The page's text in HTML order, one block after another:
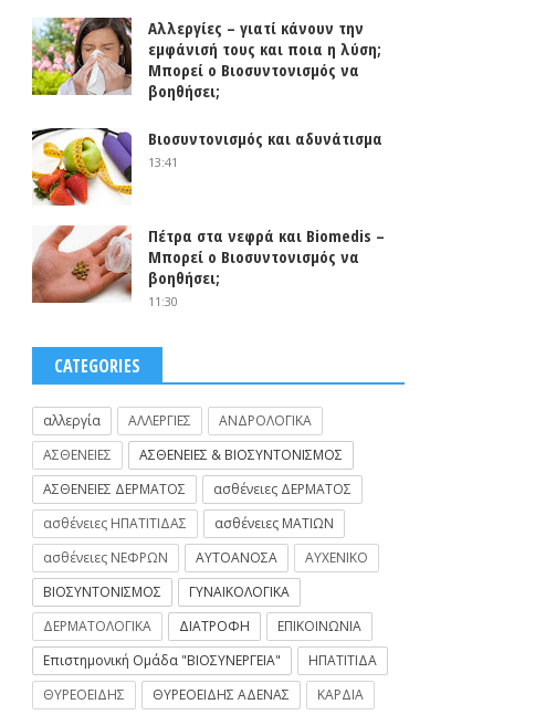
Αλλεργίες – γιατί κάνουν την
εμφάνισή τους και ποια η λύση;
Μπορεί ο Βιοσυντονισμός να
βοηθήσει;
Βιοσυντονισμός και αδυνάτισμα
13:41
Πέτρα στα νεφρά και Biomedis –
Μπορεί ο Βιοσυντονισμός να
βοηθήσει;
11:30
CATEGORIES
αλλεργία ΑΛΛΕΡΓΙΕΣ
ΑΝΔΡΟΛΟΓΙΚΑ
ΑΣΘΕΝΕΙΕΣ
ΑΣΘΕΝΕΙΕΣ & ΒΙΟΣΥΝΤΟΝΙΣΜΟΣ
ΑΣΘΕΝΕΙΕΣ ΔΕΡΜΑΤΟΣ
ασθένειες ΔΕΡΜΑΤΟΣ
ασθένειες ΗΠΑΤΙΤΙΔΑΣ
ασθένειες ΜΑΤΙΩΝ
ασθένειες ΝΕΦΡΩΝ
ΑΥΤΟΑΝΟΣΑ
ΑΥΧΕΝΙΚΟ
ΒΙΟΣΥΝΤΟΝΙΣΜΟΣ
ΓΥΝΑΙΚΟΛΟΓΙΚΑ
ΔΕΡΜΑΤΟΛΟΓΙΚΑ
ΔΙΑΤΡΟΦΗ
ΕΠΙΚΟΙΝΩΝΙΑ
Επιστημονική Ομάδα "ΒΙΟΣΥΝΕΡΓΕΙΑ"
ΗΠΑΤΙΤΙΔΑ
ΘΥΡΕΟΕΙΔΗΣ
ΘΥΡΕΟΕΙΔΗΣ ΑΔΕΝΑΣ
ΚΑΡΔΙΑ